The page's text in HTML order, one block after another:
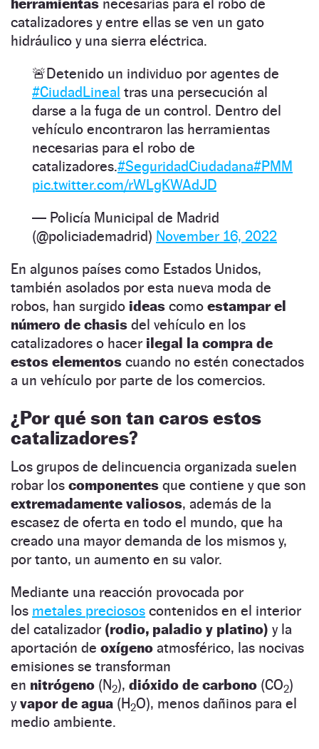
herramientas necesarias para el robo de
catalizadores y entre ellas se ven un gato
hidráulico y una sierra eléctrica.
🚨Detenido un individuo por agentes de
#CiudadLineal tras una persecución al
darse a la fuga de un control. Dentro del
vehículo encontraron las herramientas
necesarias para el robo de
catalizadores.#SeguridadCiudadana#PMM
pic.twitter.com/rWLgKWAdJD
— Policía Municipal de Madrid
(@policiademadrid) November 16, 2022
En algunos países como Estados Unidos,
también asolados por esta nueva moda de
robos, han surgido ideas como estampar el
número de chasis del vehículo en los
catalizadores o hacer ilegal la compra de
estos elementos cuando no estén conectados
a un vehículo por parte de los comercios.
¿Por qué son tan caros estos
catalizadores?
Los grupos de delincuencia organizada suelen
robar los componentes que contiene y que son
extremadamente valiosos, además de la
escasez de oferta en todo el mundo, que ha
creado una mayor demanda de los mismos y,
por tanto, un aumento en su valor.
Mediante una reacción provocada por
los metales preciosos contenidos en el interior
del catalizador (rodio, paladio y platino) y la
aportación de oxígeno atmosférico, las nocivas
emisiones se transforman
en nitrógeno (N2), dióxido de carbono (CO2)
yvapor de agua (H2O), menos dañinos para el
medio ambiente.